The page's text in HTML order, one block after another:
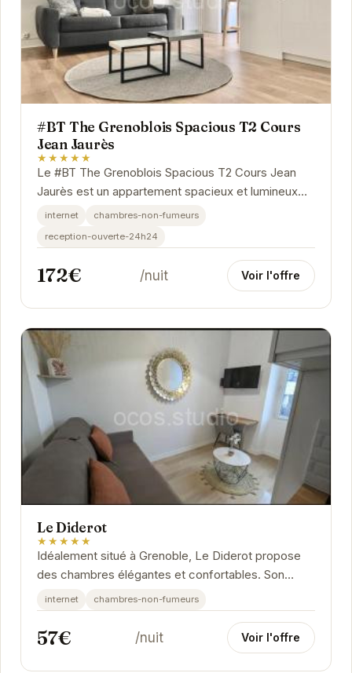
#BT The Grenoblois Spacious T2 Cours
Jean Jaurès
★★★★★
Le #BT The Grenoblois Spacious T2 Cours Jean
Jaurès est un appartement spacieux et lumineux
situé en plein cœur de Grenoble. Il offre un...
internet
chambres-non-fumeurs
reception-ouverte-24h24
172€ /nuit Voir l'offre
Le Diderot
★★★★★
Idéalement situé à Grenoble, Le Diderot propose
des chambres élégantes et confortables. Son
emplacement privilégié permet d'accéder...
internet chambres-non-fumeurs
57€ /nuit Voir l'offre